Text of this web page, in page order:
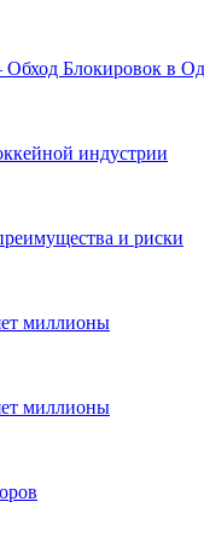
Обход Блокировок в
индустрии
и риски
миллионы
миллионы